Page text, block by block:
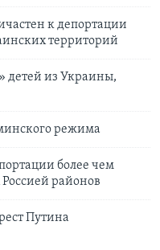
к депортации
территорий
детей из Украины,
режима
более чем
районов
Путина